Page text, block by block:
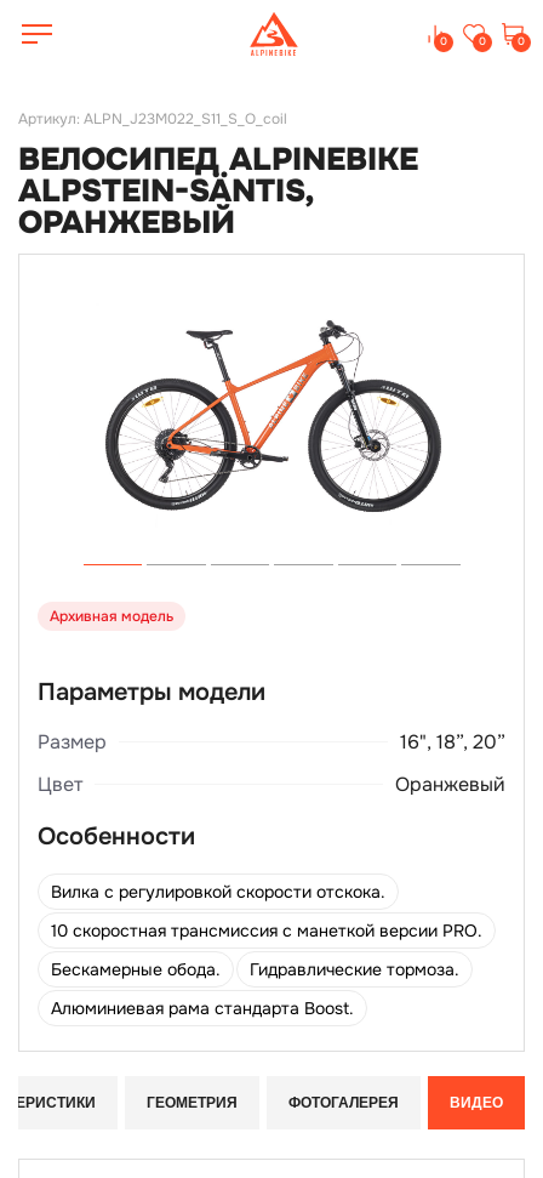
0 0 0
Артикул: ALPN_J23M022_S11_S_O_coil
ВЕЛОСИПЕД ALPINEBIKE
ALPSTEIN-SÄNTIS,
ОРАНЖЕВЫЙ
Архивная модель
Параметры модели
Размер
16", 18”, 20”
Цвет
Оранжевый
Особенности
Вилка с регулировкой скорости отскока.
10 скоростная трансмиссия с манеткой версии PRO.
Бескамерные обода.
Гидравлические тормоза.
Алюминиевая рама стандарта Boost.
ГЕОМЕТРИЯ ФОТОГАЛЕРЕЯ ВИДЕО